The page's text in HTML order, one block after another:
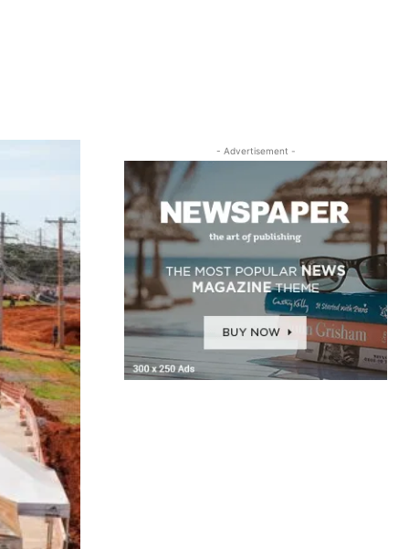
- Advertisement -